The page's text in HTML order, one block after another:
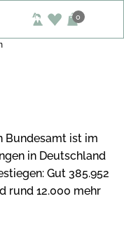
0
Bundesamt ist im
in Deutschland
Gut 385.952
rund 12.000 mehr